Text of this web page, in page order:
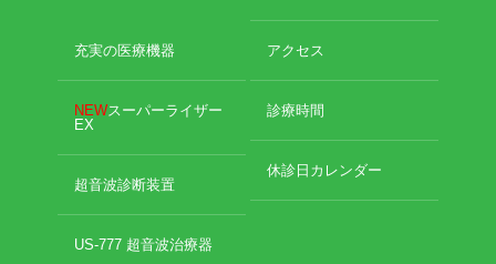
充実の医療機器
NEWスーパーライザー
EX
超音波診断装置
US-777 超音波治療器
アクセス
診療時間
休診日カレンダー